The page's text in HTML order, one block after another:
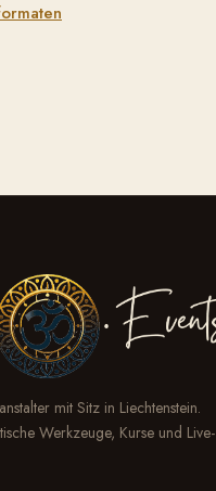
mit Sitz in Liechtenstein.
Werkzeuge, Kurse und Live-